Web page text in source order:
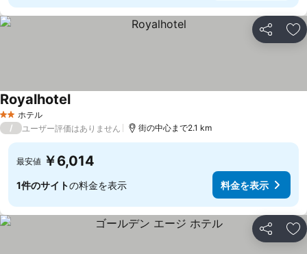
シェア お
2 ホテルのランク
ホテル
Royalhotel
/ ユーザー評価はありません 街の中心まで2.1 km
最安値 ￥6,014
1件のサイトの料金を表示 料金を表示
シェア お